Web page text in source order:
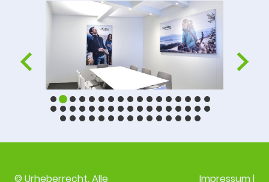
© Urheberrecht. Alle Impressum|